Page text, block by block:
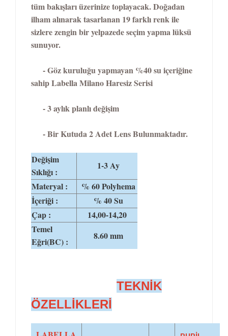
tüm bakışları üzerinize toplayacak. Doğadan
ilham alınarak tasarlanan 19 farklı renk ile
sizlere zengin bir yelpazede seçim yapma lüksü
sunuyor.
- Göz kuruluğu yapmayan %40 su içeriğine
sahip Labella Milano Haresiz Serisi
- 3 aylık planlı değişim
- Bir Kutuda 2 Adet Lens Bulunmaktadır.
Değişim
Sıklığı :
1-3 Ay
Materyal :
% 60 Polyhema
İçeriği :
% 40 Su
Çap :
14,00-14,20
Temel
Eğri(BC) :
8.60 mm
TEKNİK
ÖZELLİKLERİ